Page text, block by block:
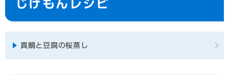
じげもんレシピ
真鯛と豆腐の桜蒸し